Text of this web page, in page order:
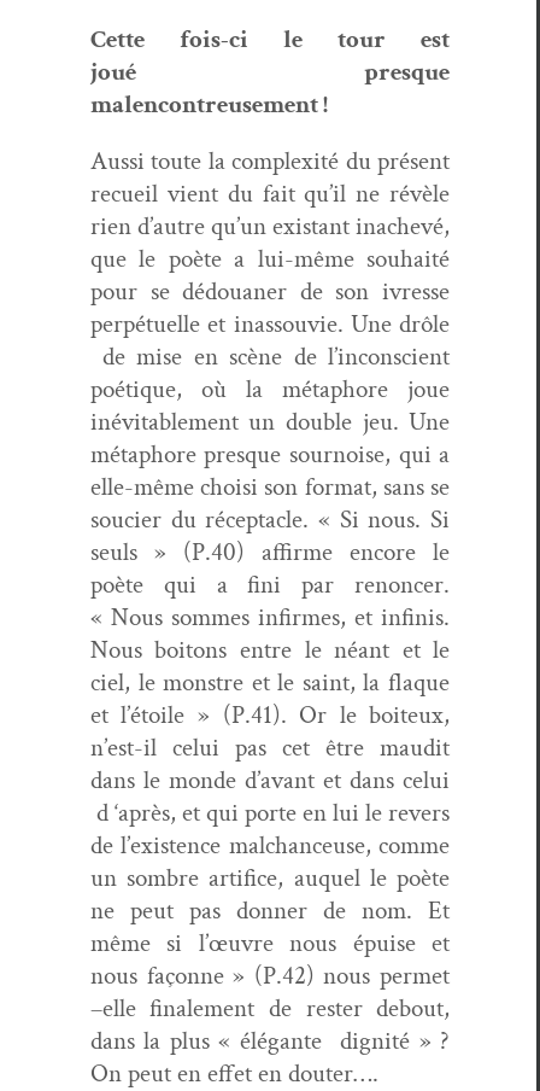
Cette fois-ci le tour est
joué presque
malencontreusement !
Aus­si toute la com­plex­ité du présent
recueil vient du fait qu’il ne révèle
rien d’autre qu’un exis­tant inachevé,
que le poète a lui-même souhaité
pour se dédouan­er de son ivresse
per­pétuelle et inas­sou­vie. Une drôle
de mise en scène de l’inconscient
poé­tique, où la métaphore joue
inévitable­ment un dou­ble jeu. Une
métaphore presque sournoise, qui a
elle-même choisi son for­mat, sans se
souci­er du récep­ta­cle. « Si nous. Si
seuls » (P.40) affirme encore le
poète qui a fini par renon­cer.
« Nous sommes infirmes, et infi­nis.
Nous boitons entre le néant et le
ciel, le mon­stre et le saint, la flaque
et l’étoile » (P.41). Or le boi­teux,
n’est-il celui pas cet être mau­dit
dans le monde d’avant et dans celui
d ‘après, et qui porte en lui le revers
de l’existence malchanceuse, comme
un som­bre arti­fice, auquel le poète
ne peut pas don­ner de nom. Et
même si l’œuvre nous épuise et
nous façonne » (P.42) nous per­met
–elle finale­ment de rester debout,
dans la plus « élé­gante dig­nité » ?
On peut en effet en douter….